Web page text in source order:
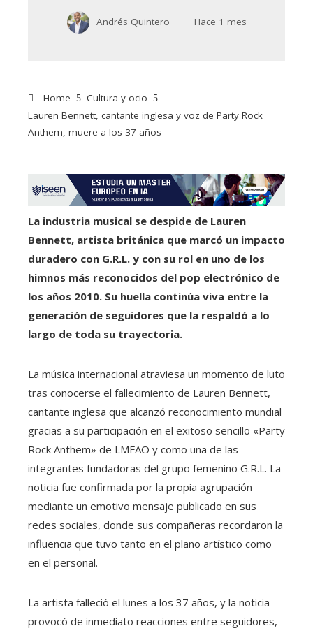
Andrés Quintero Hace 1 mes
Home
Cultura y ocio
Lauren Bennett, cantante inglesa y voz de Party Rock
Anthem, muere a los 37 años
La industria musical se despide de Lauren
Bennett, artista británica que marcó un impacto
duradero con G.R.L. y con su rol en uno de los
himnos más reconocidos del pop electrónico de
los años 2010. Su huella continúa viva entre la
generación de seguidores que la respaldó a lo
largo de toda su trayectoria.
La música internacional atraviesa un momento de luto
tras conocerse el fallecimiento de Lauren Bennett,
cantante inglesa que alcanzó reconocimiento mundial
gracias a su participación en el exitoso sencillo «Party
Rock Anthem» de LMFAO y como una de las
integrantes fundadoras del grupo femenino G.R.L. La
noticia fue confirmada por la propia agrupación
mediante un emotivo mensaje publicado en sus
redes sociales, donde sus compañeras recordaron la
influencia que tuvo tanto en el plano artístico como
en el personal.
La artista falleció el lunes a los 37 años, y la noticia
provocó de inmediato reacciones entre seguidores,